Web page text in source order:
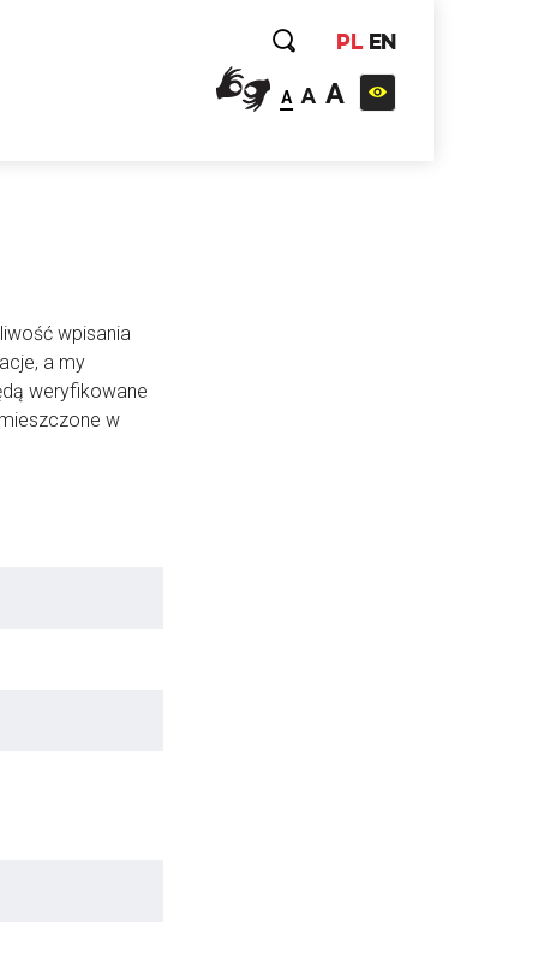
PL EN
A A A
wpisania
a my
weryfikowane
w